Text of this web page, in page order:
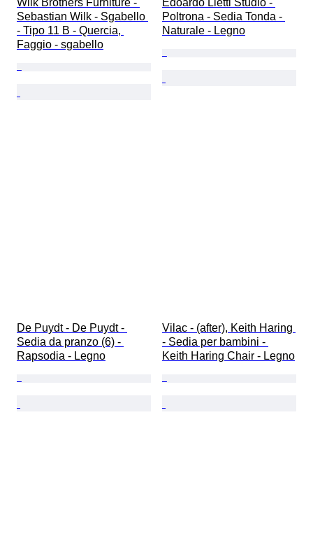
Wilk Brothers Furniture -
Sebastian Wilk - Sgabello
- Tipo 11 B - Quercia,
Faggio - sgabello
Edoardo Lietti Studio -
Poltrona - Sedia Tonda -
Naturale - Legno
De Puydt - De Puydt -
Sedia da pranzo (6) -
Rapsodia - Legno
Vilac - (after), Keith Haring
- Sedia per bambini -
Keith Haring Chair - Legno